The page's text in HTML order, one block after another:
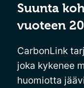
Suunta
vuoteen
CarbonLink
joka kykenee
huomiotta